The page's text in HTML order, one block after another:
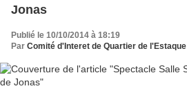
Jonas
Publié le 10/10/2014 à 18:19
Par Comité d'Interet de Quartier de l'Estaque